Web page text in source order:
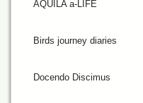
AQUILA a-LIFE
Birds journey diaries
Docendo Discimus